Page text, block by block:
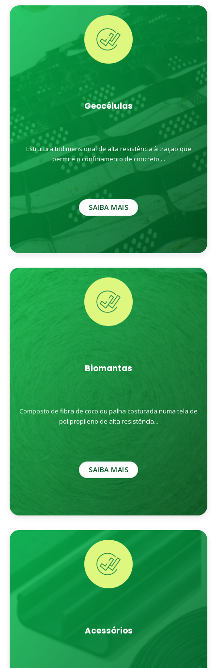
Geocélulas
Estrutura tridimensional de alta resistência à tração que
permite o confinamento de concreto,...
SAIBA MAIS
Biomantas
Composto de fibra de coco ou palha costurada numa tela de
polipropileno de alta resistência...
SAIBA MAIS
Acessórios